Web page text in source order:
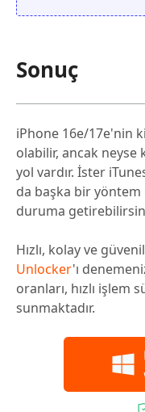
Sonuç
iPhone 16e/17e'nin
olabilir, ancak
yol vardır. İster
da başka bir yöntem
duruma
Hızlı, kolay ve
Unlocker'ı
oranları, hızlı işlem
sunmaktadır.